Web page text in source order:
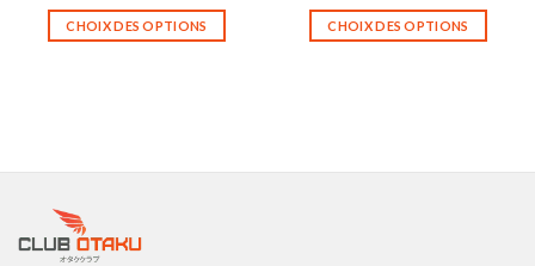
CHOIX DES OPTIONS
Les
être
CHOIX DES OPTIONS
Les